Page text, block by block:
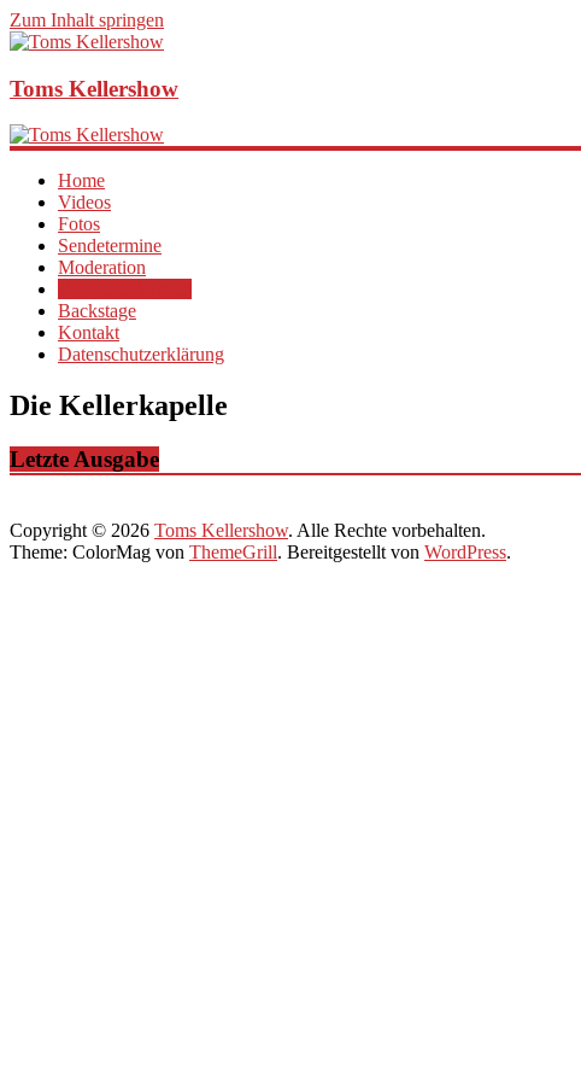
Zum Inhalt springen
Toms Kellershow
Home
Videos
Fotos
Sendetermine
Moderation
Backstage
Kontakt
Datenschutzerklärung
Die Kellerkapelle
Letzte Ausgabe
Copyright © 2026 Toms Kellershow. Alle Rechte vorbehalten.
Theme: ColorMag von ThemeGrill. Bereitgestellt von WordPress.